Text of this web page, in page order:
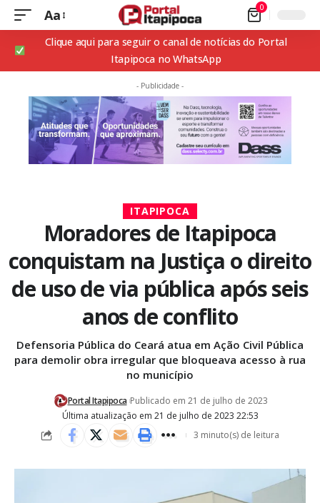
Aa 0
Clique aqui para seguir o canal de notícias do Portal
Itapipoca no WhatsApp
- Publicidade -
ITAPIPOCA
Moradores de Itapipoca
conquistam na Justiça o direito
de uso de via pública após seis
anos de conflito
Defensoria Pública do Ceará atua em Ação Civil Pública
para demolir obra irregular que bloqueava acesso à rua
no município
Última atualização em 21 de julho de 2023 22:53
Portal Itapipoca Publicado em 21 de julho de 2023
3 minuto(s) de leitura